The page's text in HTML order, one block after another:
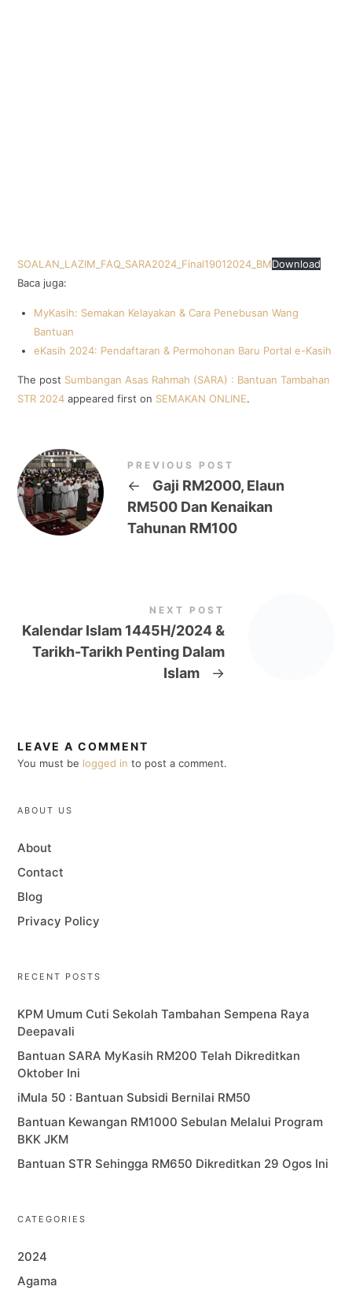
SOALAN_LAZIM_FAQ_SARA2024_Final19012024_BMDownload
Baca juga:
MyKasih: Semakan Kelayakan & Cara Penebusan Wang
Bantuan
eKasih 2024: Pendaftaran & Permohonan Baru Portal e-Kasih
The post Sumbangan Asas Rahmah (SARA) : Bantuan Tambahan
STR 2024 appeared first on SEMAKAN ONLINE.
PREVIOUS POST
←
Gaji RM2000, Elaun
RM500 Dan Kenaikan
Tahunan RM100
NEXT POST
Kalendar Islam 1445H/2024 &
Tarikh-Tarikh Penting Dalam
Islam
→
LEAVE A COMMENT
You must be logged in to post a comment.
ABOUT US
About
Contact
Blog
Privacy Policy
RECENT POSTS
KPM Umum Cuti Sekolah Tambahan Sempena Raya
Deepavali
Bantuan SARA MyKasih RM200 Telah Dikreditkan
Oktober Ini
iMula 50 : Bantuan Subsidi Bernilai RM50
Bantuan Kewangan RM1000 Sebulan Melalui Program
BKK JKM
Bantuan STR Sehingga RM650 Dikreditkan 29 Ogos Ini
CATEGORIES
2024
Agama